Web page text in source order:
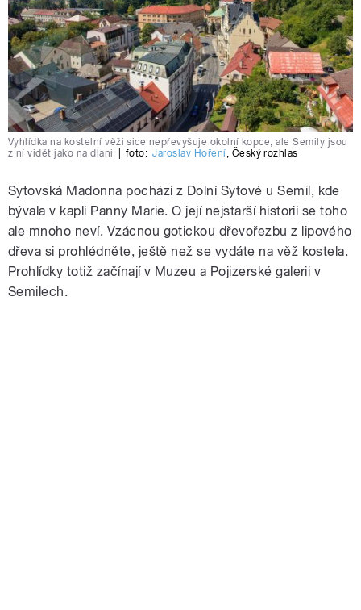
Vyhlídka na kostelní věži sice nepřevyšuje okolní kopce, ale Semily jsou
z ní vidět jako na dlani
foto: Jaroslav Hoření Český rozhlas
Sytovská Madonna pochází z Dolní Sytové u Semil, kde
bývala v kapli Panny Marie. O její nejstarší historii se toho
ale mnoho neví. Vzácnou gotickou dřevořezbu z lipového
dřeva si prohlédněte, ještě než se vydáte na věž kostela.
Prohlídky totiž začínají v Muzeu a Pojizerské galerii v
Semilech.